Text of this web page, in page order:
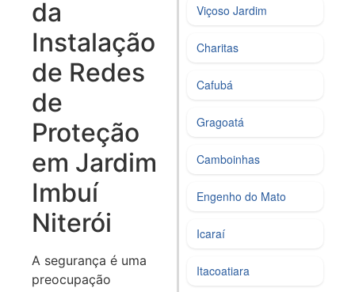
da
Instalação
de Redes
de
Proteção
em Jardim
Imbuí
Niterói
A segurança é uma
preocupação
Viçoso Jardim
Charitas
Cafubá
Gragoatá
Camboinhas
Engenho do Mato
Icaraí
Itacoatiara